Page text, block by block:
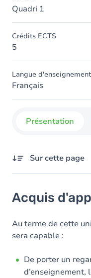
Quadri 1
Crédits ECTS
5
Langue d'enseignement
Français
Présentation
Sur cette page
Objectifs
Contenu
Table des matières
Exercices
Acquis
Au terme de cette
sera capable :
De porter un